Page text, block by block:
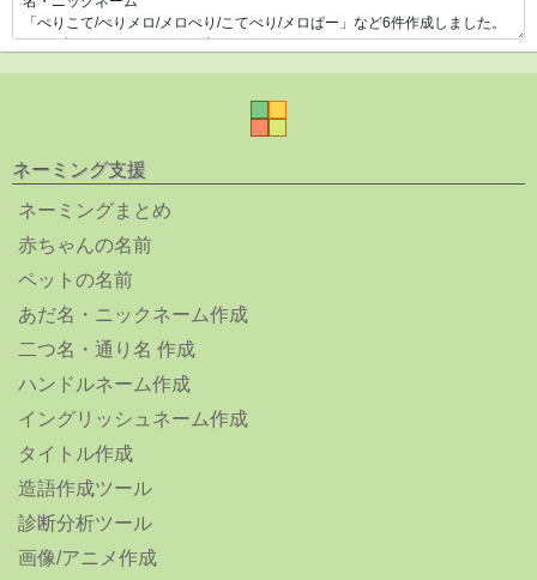
ネーミング支援
ネーミングまとめ
赤ちゃんの名前
ペットの名前
あだ名・ニックネーム作成
二つ名・通り名 作成
ハンドルネーム作成
イングリッシュネーム作成
タイトル作成
造語作成ツール
診断分析ツール
画像/アニメ作成